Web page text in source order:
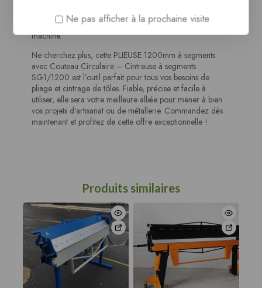
de travail. Vous apprécierez également les poignées
pratiques qui facilitent encore plus le transport de la
machine.
Ne cherchez plus, cette PLIEUSE 1200mm à segments
avec Couteau Circulaire – Cintreuse à segments
SG1/1200 est l’outil parfait pour tous vos besoins de
pliage et cintrage de tôles. Fiable, précise et facile à
utiliser, elle sera votre meilleure alliée pour mener à bien
vos projets d’artisanat ou de métallerie. Commandez dès
maintenant et profitez de cette offre exceptionnelle !
Produits similaires
Ne pas afficher à la prochaine visite